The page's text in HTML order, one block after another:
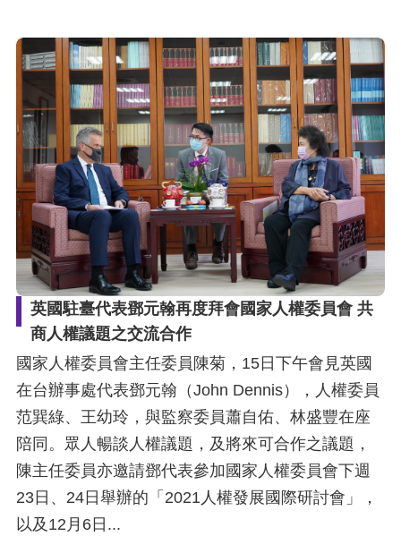
英國駐臺代表鄧元翰再度拜會國家人權委員會 共
商人權議題之交流合作
國家人權委員會主任委員陳菊，15日下午會見英國
在台辦事處代表鄧元翰（John Dennis），人權委員
范巽綠、王幼玲，與監察委員蕭自佑、林盛豐在座
陪同。眾人暢談人權議題，及將來可合作之議題，
陳主任委員亦邀請鄧代表參加國家人權委員會下週
23日、24日舉辦的「2021人權發展國際研討會」，
以及12月6日...